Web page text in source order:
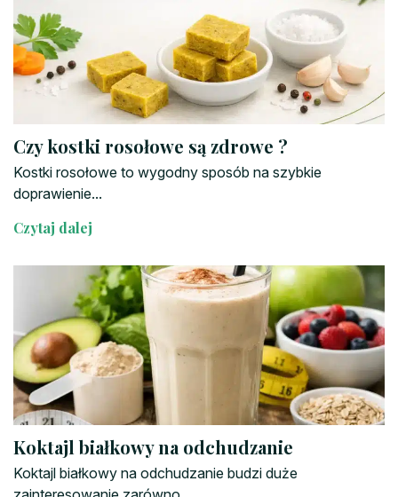
Czy kostki rosołowe są zdrowe ?
Kostki rosołowe to wygodny sposób na szybkie
doprawienie...
Czytaj dalej
Koktajl białkowy na odchudzanie
Koktajl białkowy na odchudzanie budzi duże